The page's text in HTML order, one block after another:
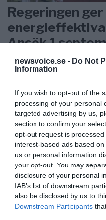
newsvoice.se - Do Not
Information
If you wish to opt-out of the
processing of your personal
targeted advertising by us,
section to confirm your
opt-out request is
interest-based ads based
us or personal information
your opt-out. You may
disclosure of your personal
IAB’s list of downstream
also be disclosed by us to
Downstream Participants
Regeringen
Ansök 1
KREAPRENÖR
Tankesmedjan